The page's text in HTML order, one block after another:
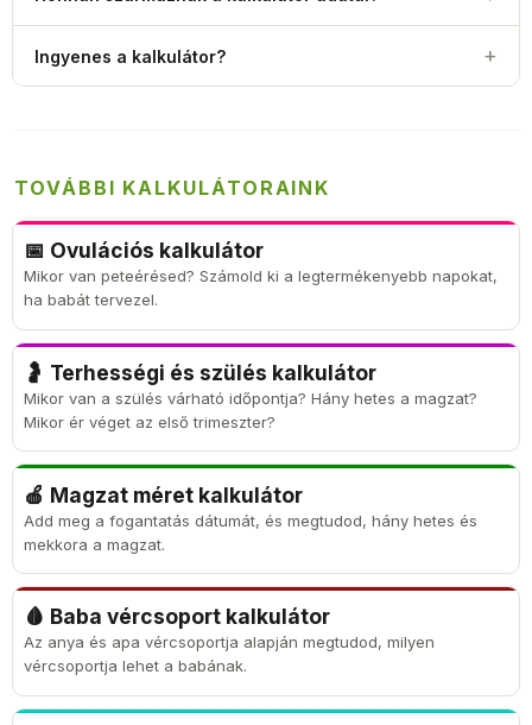
görbéket adott ki nemenként. Egy 12 hónapos kisfiú medián
értéke 75,7 cm, egy egykorú kislányé 74,0 cm – ez a kb. 1,5
kiadott Child Growth Standards adatsorát használja. Ezt a hat
ország optimális körülmények között nevelt babáit követő, ún.
Ingyenes a kalkulátor? +
TOVÁBBI KALKULÁTORAINK
📅 Ovulációs kalkulátor
Mikor van peteérésed? Számold ki a legtermékenyebb napokat,
ha babát tervezel.
🤰 Terhességi és szülés kalkulátor
Mikor van a szülés várható időpontja? Hány hetes a magzat?
Mikor ér véget az első trimeszter?
🍎 Magzat méret kalkulátor
Add meg a fogantatás dátumát, és megtudod, hány hetes és
mekkora a magzat.
🩸 Baba vércsoport kalkulátor
Az anya és apa vércsoportja alapján megtudod, milyen
vércsoportja lehet a babának.